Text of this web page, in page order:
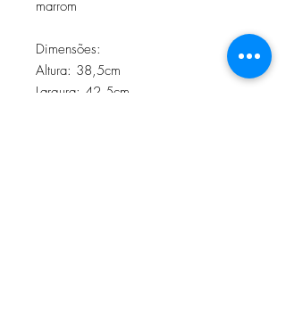
marrom
Dimensões:
Altura: 38,5cm
Largura: 42,5cm